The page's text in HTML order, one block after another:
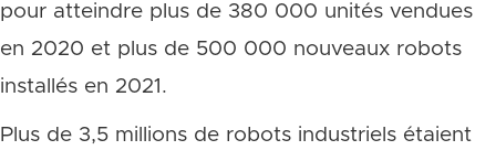
pour atteindre plus de 380 000 unités vendues
en 2020 et plus de 500 000 nouveaux robots
installés en 2021.
Plus de 3,5 millions de robots industriels étaient